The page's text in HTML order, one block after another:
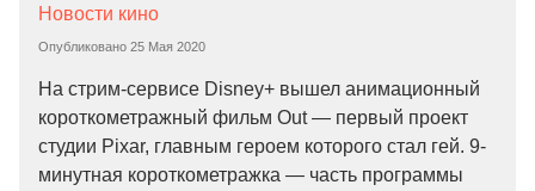
Опубликовано 25 Мая 2020
Новости кино
На стрим-сервисе Disney+ вышел анимационный
короткометражный фильм Out — первый проект
студии Pixar, главным героем которого стал гей. 9-
минутная короткометражка — часть программы